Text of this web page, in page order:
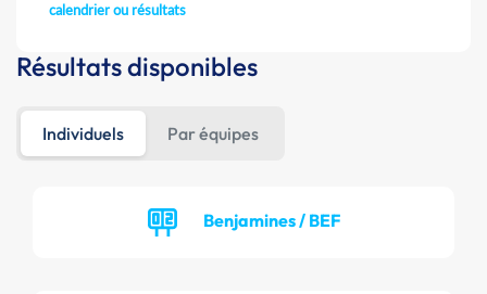
calendrier ou résultats
Résultats disponibles
Individuels Par équipes
Benjamines / BEF